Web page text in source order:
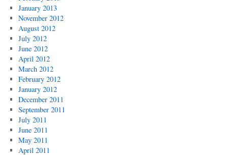
January 2013
November 2012
August 2012
July 2012
June 2012
April 2012
March 2012
February 2012
January 2012
December 2011
September 2011
July 2011
June 2011
May 2011
April 2011